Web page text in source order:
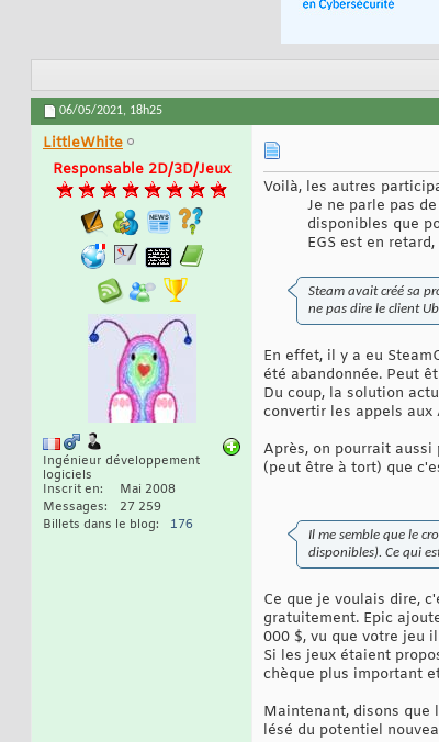
06/05/2021, 18h25
LittleWhite
Responsable 2D/3D/Jeux
Ingénieur développement
logiciels
Inscrit en
Mai 2008
Messages
27 259
Billets dans le blog
176
Voilà, les autres
Je ne parle pas
disponibles que
EGS est en
Steam avait créé sa
ne pas dire le client
En effet, il y a eu
été abandonnée. Peut
Du coup, la solution
convertir les appels aux
Après, on pourrait
(peut être à tort) que
Il me semble que le
disponibles). Ce qui
Ce que je voulais dire,
gratuitement. Epic
000 $, vu que votre jeu
Si les jeux étaient
chèque plus important
Maintenant, disons que
lésé du potentiel